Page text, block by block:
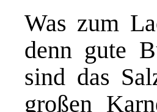
Was zum
denn gute
sind das
großen